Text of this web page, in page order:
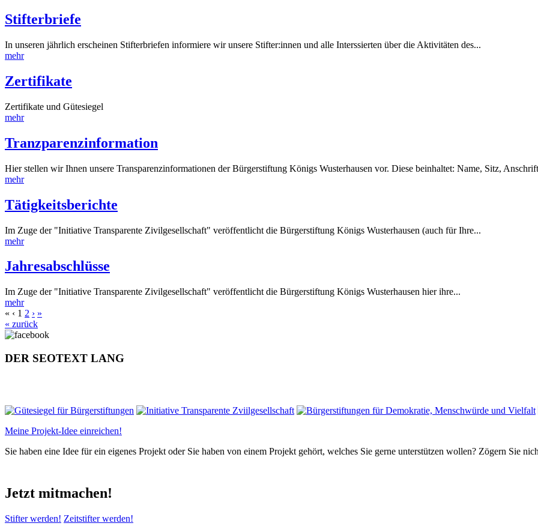
Stifterbriefe
In unseren jährlich erscheinen Stifterbriefen informiere wir unsere Stifter:innen und alle Interssierten über die Aktivitäten des...
mehr
Zertifikate
Zertifikate und Gütesiegel
mehr
Tranzparenzinformation
Hier stellen wir Ihnen unsere Transparenzinformationen der Bürgerstiftung Königs Wusterhausen vor. Diese beinhaltet: Name, Sitz,
mehr
Tätigkeitsberichte
Im Zuge der "Initiative Transparente Zivilgesellschaft" veröffentlicht die Bürgerstiftung Königs Wusterhausen (auch für Ihre...
mehr
Jahresabschlüsse
Im Zuge der "Initiative Transparente Zivilgesellschaft" veröffentlicht die Bürgerstiftung Königs Wusterhausen hier ihre...
mehr
« ‹ 1 2 › »
« zurück
DER SEOTEXT LANG
Meine Projekt-Idee einreichen!
Sie haben eine Idee für ein eigenes Projekt oder Sie haben von einem Projekt gehört, welches Sie gerne unterstützen wollen? Zögern Sie
Jetzt mitmachen!
Stifter werden! Zeitstifter werden!